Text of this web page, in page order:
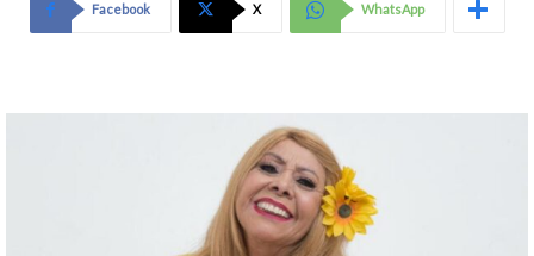
Facebook X WhatsApp